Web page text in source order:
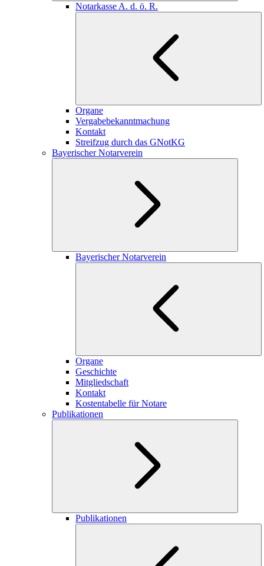
Notarkasse A. d. ö. R.
Organe
Vergabebekanntmachung
Kontakt
Streifzug durch das GNotKG
Bayerischer Notarverein
Bayerischer Notarverein
Organe
Geschichte
Mitgliedschaft
Kontakt
Kostentabelle für Notare
Publikationen
Publikationen